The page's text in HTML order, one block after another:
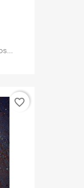
favorite_border